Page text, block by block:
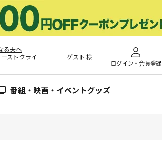
る夫へ
ストクライ
ゲスト 様
ログイン・会員登録
番組・映画・イベントグッズ